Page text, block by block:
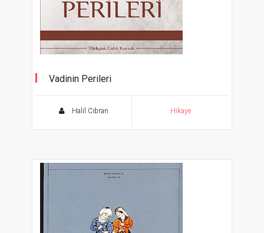
Vadinin Perileri
Halil Cibran Hikaye